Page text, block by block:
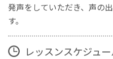
発声をしていただき、声の
す。
レッスンスケジュ